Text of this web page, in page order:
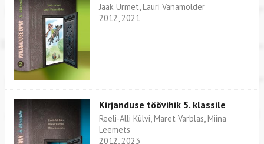
Jaak Urmet, Lauri Vanamölder
2012, 2021
Kirjanduse töövihik 5. klassile
Reeli-Alli Külvi, Maret Varblas, Miina
Leemets
2012, 2023